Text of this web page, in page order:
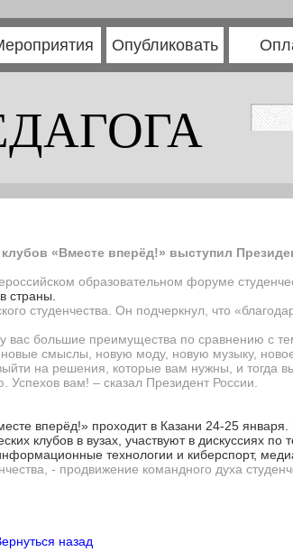
Опубликовать
«Вместе вперёд!» выступил
образовательном форуме
страны.
студенчества. Он подчеркнул, что «
большие преимущества по сравнению с
смыслы, новую моду, новую музыку, новое
на решения, которые вам нужны, и тогда
вам! – сказал Президент России.
вперёд!» проходит в Казани 24-25 января.
клубов в вузах, участвуют в дискуссиях по
технологии и киберспорт,
- продвижение командного духа
назад